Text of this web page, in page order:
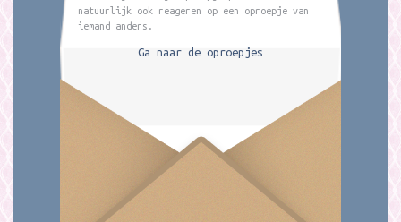
natuurlijk ook reageren op een oproepje van
iemand anders.
Ga naar de oproepjes